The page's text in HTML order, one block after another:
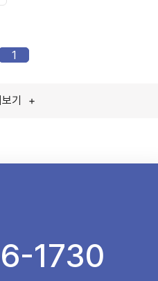
1
기 +
1730